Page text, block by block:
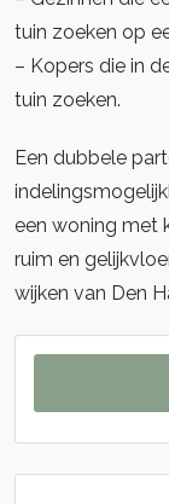
tuin zoeken op
– Kopers die in
tuin zoeken.
Een dubbele
een woning met
ruim en
wijken van Den